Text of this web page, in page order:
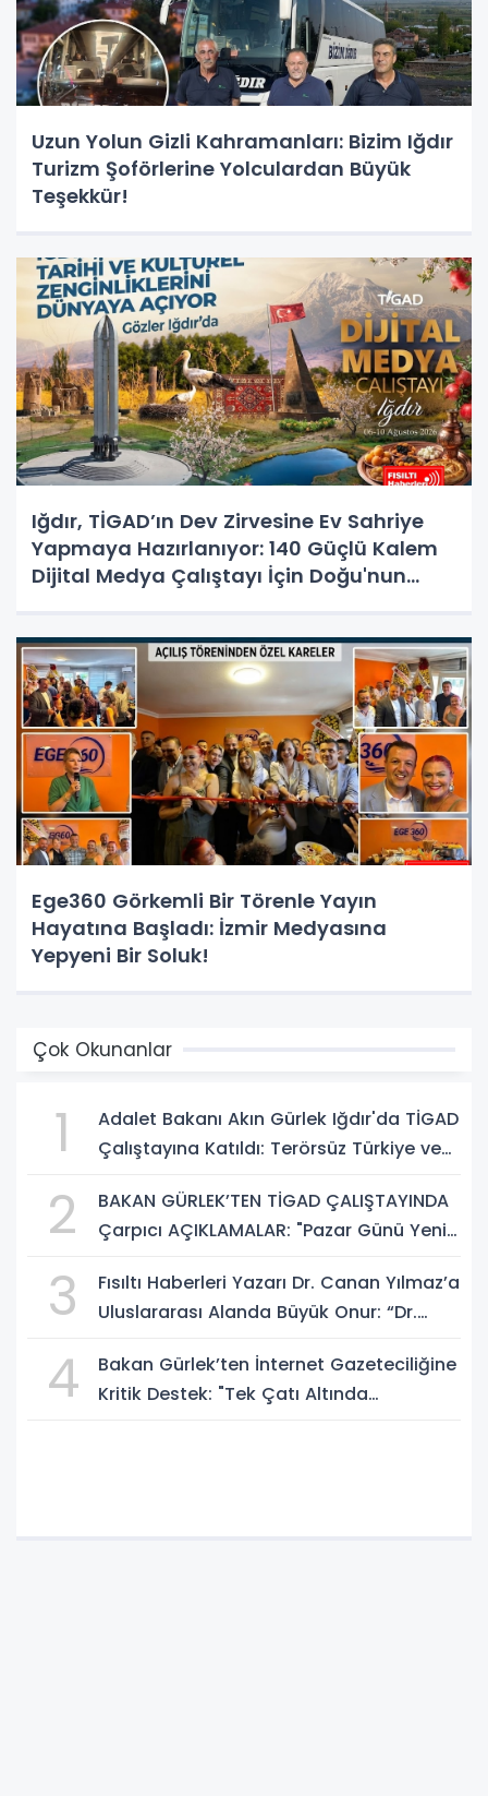
Uzun Yolun Gizli Kahramanları: Bizim Iğdır
Turizm Şoförlerine Yolculardan Büyük
Teşekkür!
Iğdır, TİGAD’ın Dev Zirvesine Ev Sahriye
Yapmaya Hazırlanıyor: 140 Güçlü Kalem
Dijital Medya Çalıştayı İçin Doğu'nun
Ege360 Görkemli Bir Törenle Yayın
Hayatına Başladı: İzmir Medyasına
Yepyeni Bir Soluk!
Çok Okunanlar
1
Adalet Bakanı Akın Gürlek Iğdır'da TİGAD
Çalıştayına Katıldı: Terörsüz Türkiye ve
2
BAKAN GÜRLEK’TEN TİGAD ÇALIŞTAYINDA
Çarpıcı AÇIKLAMALAR: "Pazar Günü Yeni
3
Fısıltı Haberleri Yazarı Dr. Canan Yılmaz’a
Uluslararası Alanda Büyük Onur: “Dr.
4
Bakan Gürlek’ten İnternet Gazeteciliğine
Kritik Destek: "Tek Çatı Altında